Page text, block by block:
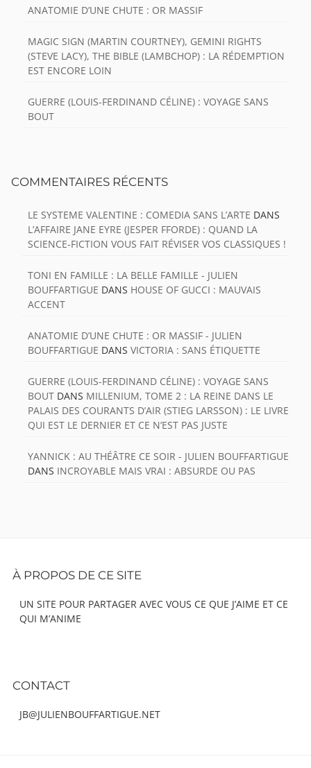
ANATOMIE D’UNE CHUTE : OR MASSIF
MAGIC SIGN (MARTIN COURTNEY), GEMINI RIGHTS
(STEVE LACY), THE BIBLE (LAMBCHOP) : LA RÉDEMPTION
EST ENCORE LOIN
GUERRE (LOUIS-FERDINAND CÉLINE) : VOYAGE SANS
BOUT
COMMENTAIRES RÉCENTS
LE SYSTEME VALENTINE : COMEDIA SANS L’ARTE DANS
L’AFFAIRE JANE EYRE (JESPER FFORDE) : QUAND LA
SCIENCE-FICTION VOUS FAIT RÉVISER VOS CLASSIQUES !
TONI EN FAMILLE : LA BELLE FAMILLE - JULIEN
BOUFFARTIGUE DANS HOUSE OF GUCCI : MAUVAIS
ACCENT
ANATOMIE D’UNE CHUTE : OR MASSIF - JULIEN
BOUFFARTIGUE DANS VICTORIA : SANS ÉTIQUETTE
GUERRE (LOUIS-FERDINAND CÉLINE) : VOYAGE SANS
BOUT DANS MILLENIUM, TOME 2 : LA REINE DANS LE
PALAIS DES COURANTS D’AIR (STIEG LARSSON) : LE LIVRE
QUI EST LE DERNIER ET CE N’EST PAS JUSTE
YANNICK : AU THÉÂTRE CE SOIR - JULIEN BOUFFARTIGUE
DANS INCROYABLE MAIS VRAI : ABSURDE OU PAS
Content
À PROPOS DE CE SITE
UN SITE POUR PARTAGER AVEC VOUS CE QUE J’AIME ET CE
QUI M’ANIME
CONTACT
JB@JULIENBOUFFARTIGUE.NET